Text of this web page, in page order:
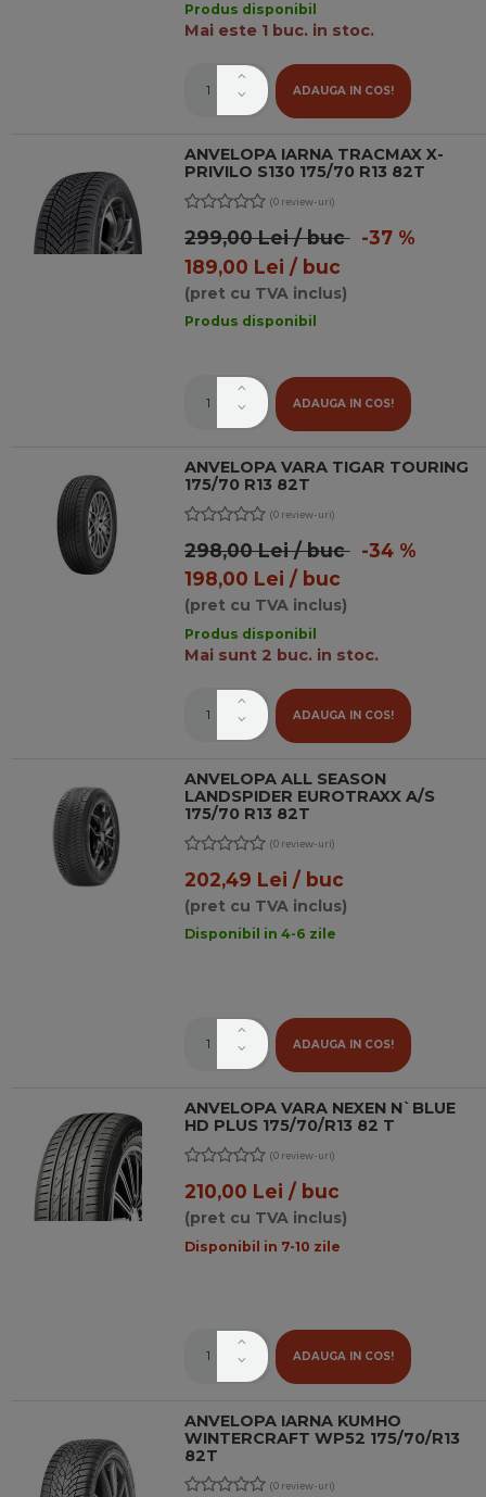
Produs disponibil
Mai este 1 buc. in stoc.
ADAUGA IN COS!
ANVELOPA IARNA TRACMAX X-
PRIVILO S130 175/70 R13 82T
(0 review-uri)
299,00 Lei / buc-37 %
189,00 Lei / buc
(pret cu TVA inclus)
Produs disponibil
ADAUGA IN COS!
ANVELOPA VARA TIGAR TOURING
175/70 R13 82T
(0 review-uri)
298,00 Lei / buc-34 %
198,00 Lei / buc
(pret cu TVA inclus)
Produs disponibil
Mai sunt 2 buc. in stoc.
ADAUGA IN COS!
ANVELOPA ALL SEASON
LANDSPIDER EUROTRAXX A/S
175/70 R13 82T
(0 review-uri)
202,49 Lei / buc
(pret cu TVA inclus)
Disponibil in 4-6 zile
ADAUGA IN COS!
ANVELOPA VARA NEXEN N`BLUE
HD PLUS 175/70/R13 82 T
(0 review-uri)
210,00 Lei / buc
(pret cu TVA inclus)
Disponibil in 7-10 zile
ADAUGA IN COS!
ANVELOPA IARNA KUMHO
WINTERCRAFT WP52 175/70/R13
82T
(0 review-uri)